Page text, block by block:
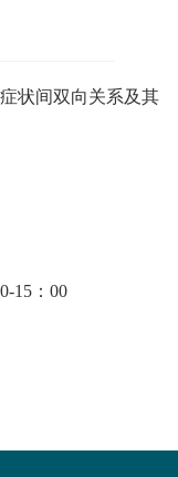
状间双向关系及其
15：00